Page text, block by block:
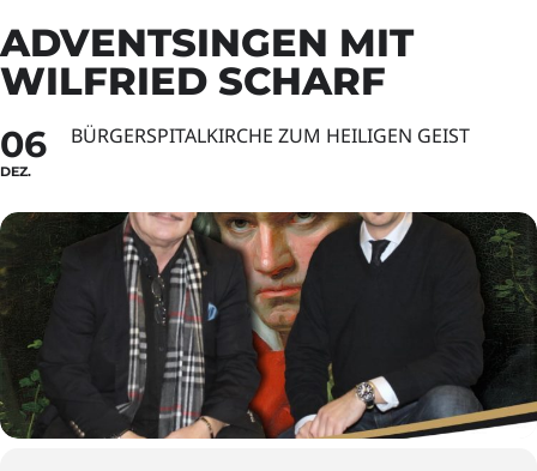
ADVENTSINGEN MIT
WILFRIED SCHARF
06
DEZ.
BÜRGERSPITALKIRCHE ZUM HEILIGEN GEIST